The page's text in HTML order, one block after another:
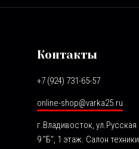
Контакты
+7 (924) 731-65-57
online-shop@varka25.ru
г.Владивосток, ул.Русская
9 "Б", 1 этаж. Салон техники